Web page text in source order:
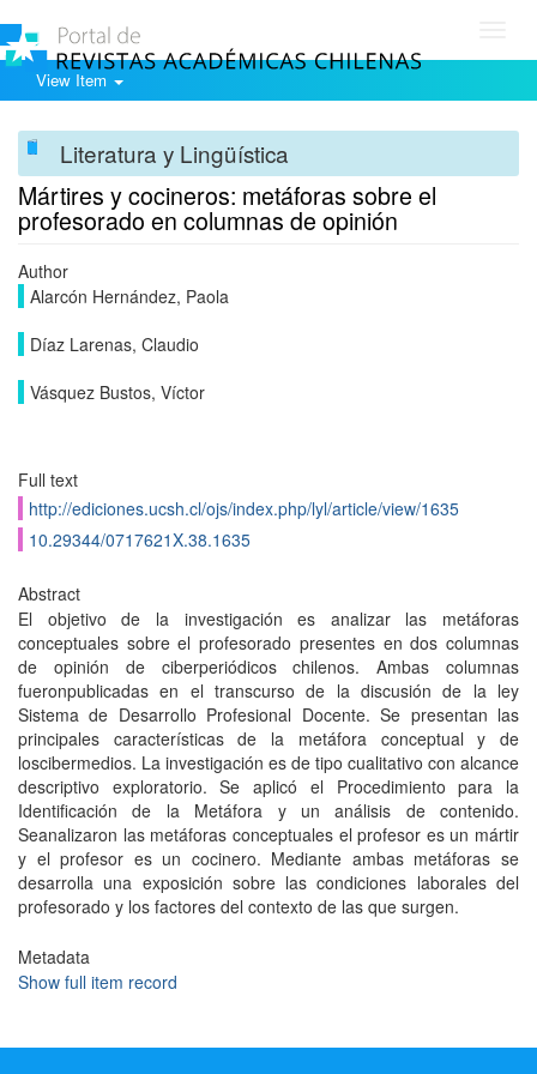
View Item
Literatura y Lingüística
Mártires y cocineros: metáforas sobre el
profesorado en columnas de opinión
Author
Alarcón Hernández, Paola
Dí­az Larenas, Claudio
Vásquez Bustos, Ví­ctor
Full text
http://ediciones.ucsh.cl/ojs/index.php/lyl/article/view/1635
10.29344/0717621X.38.1635
Abstract
El objetivo de la investigación es analizar las metáforas
conceptuales sobre el profesorado presentes en dos columnas
de opinión de ciberperiódicos chilenos. Ambas columnas
fueronpublicadas en el transcurso de la discusión de la ley
Sistema de Desarrollo Profesional Docente. Se presentan las
principales caracterí­sticas de la metáfora conceptual y de
loscibermedios. La investigación es de tipo cualitativo con alcance
descriptivo exploratorio. Se aplicó el Procedimiento para la
Identificación de la Metáfora y un análisis de contenido.
Seanalizaron las metáforas conceptuales el profesor es un mártir
y el profesor es un cocinero. Mediante ambas metáforas se
desarrolla una exposición sobre las condiciones laborales del
profesorado y los factores del contexto de las que surgen.
Metadata
Show full item record